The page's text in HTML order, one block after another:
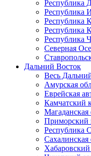
Республика
Республика
Республика
Республика
Республика
Северная
Дальний Восток
Весь
Амурская
Еврейская
Камчатский
Магаданская
Приморский
Республика
Сахалинская